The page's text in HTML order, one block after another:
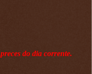
do dia corrente.